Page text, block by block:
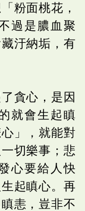
粉面桃花，
過是膿血聚
汙納垢，有
貪心，是因
就會生起瞋
」，就能對
切樂事；悲
心要給人快
起瞋心。再
恚，豈非不